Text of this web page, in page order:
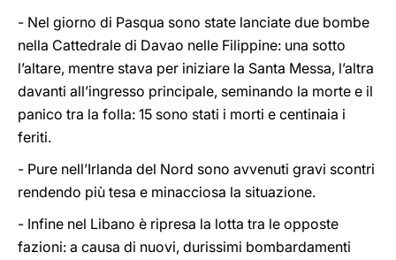
- Nel giorno di Pasqua sono state lanciate due bombe
nella Cattedrale di Davao nelle Filippine: una sotto
l’altare, mentre stava per iniziare la Santa Messa, l’altra
davanti all’ingresso principale, seminando la morte e il
panico tra la folla: 15 sono stati i morti e centinaia i
feriti.
- Pure nell’Irlanda del Nord sono avvenuti gravi scontri
rendendo più tesa e minacciosa la situazione.
- Infine nel Libano è ripresa la lotta tra le opposte
fazioni: a causa di nuovi, durissimi bombardamenti